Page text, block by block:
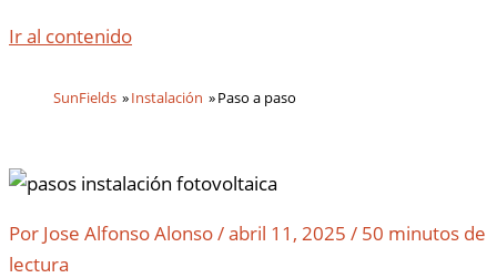
Ir al contenido
SunFields Instalación Paso a paso
Por Jose Alfonso Alonso/abril 11, 2025 / 50 minutos de
lectura